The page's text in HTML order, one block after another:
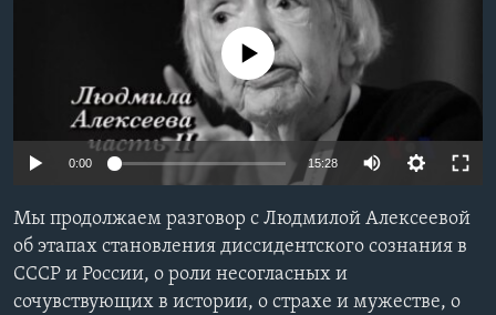
СОЦИАЛЬНЫЕ СЕТИ
No media source currently available
0:00 15:28
Мы продолжаем разговор с Людмилой Алексеевой
об этапах становления диссидентского сознания в
СССР и России, о роли несогласных и
сочувствующих в истории, о страхе и мужестве, о